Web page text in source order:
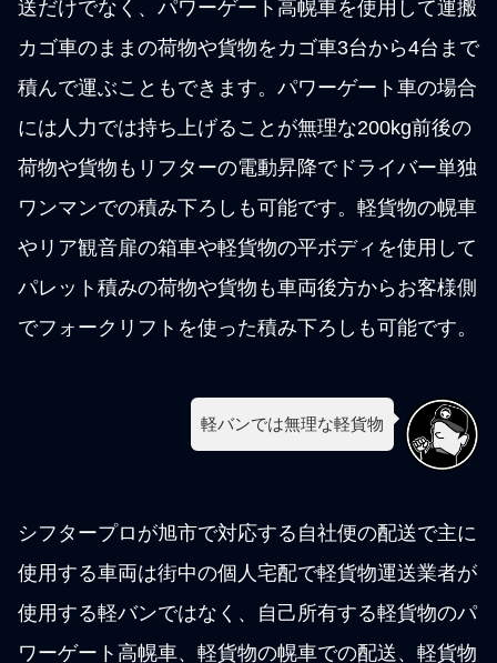
送だけでなく、パワーゲート高幌車を使用して運搬
カゴ車のままの荷物や貨物をカゴ車3台から4台まで
積んで運ぶこともできます。パワーゲート車の場合
には人力では持ち上げることが無理な200kg前後の
荷物や貨物もリフターの電動昇降でドライバー単独
ワンマンでの積み下ろしも可能です。軽貨物の幌車
やリア観音扉の箱車や軽貨物の平ボディを使用して
パレット積みの荷物や貨物も車両後方からお客様側
でフォークリフトを使った積み下ろしも可能です。
軽バンでは無理な軽貨物
シフタープロが旭市で対応する自社便の配送で主に
使用する車両は街中の個人宅配で軽貨物運送業者が
使用する軽バンではなく、自己所有する軽貨物のパ
ワーゲート高幌車、軽貨物の幌車での配送、軽貨物